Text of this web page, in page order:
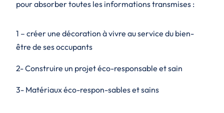
pour absorber toutes les informations transmises :
1 – créer une décoration à vivre au service du bien-
être de ses occupants
2- Construire un projet éco-responsable et sain
3- Matériaux éco-respon-sables et sains